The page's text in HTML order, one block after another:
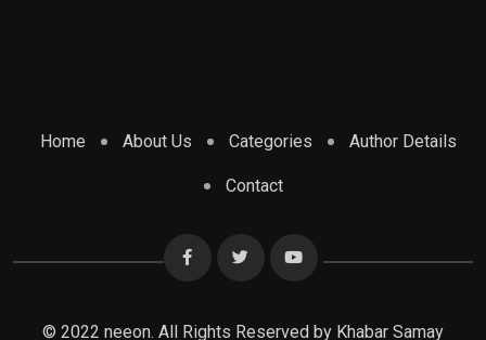
Home About Us Categories Author Details
Contact
© 2022 neeon. All Rights Reserved by Khabar Samay